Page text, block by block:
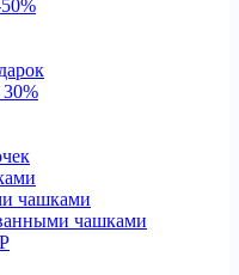
чашками
чашками